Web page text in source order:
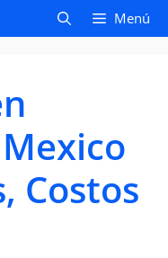
Menú
Costos